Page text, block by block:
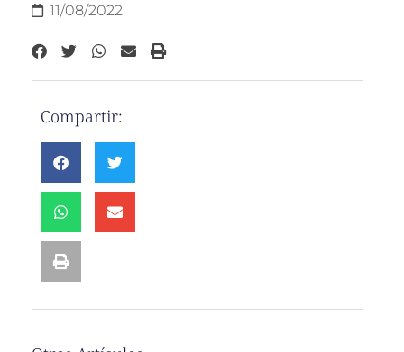
11/08/2022
Compartir: